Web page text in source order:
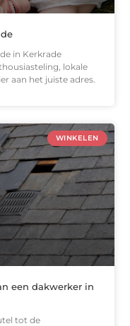
in Kerkrade
lokale
aan het juiste adres.
WINKELEN
een dakwerker in
tot de